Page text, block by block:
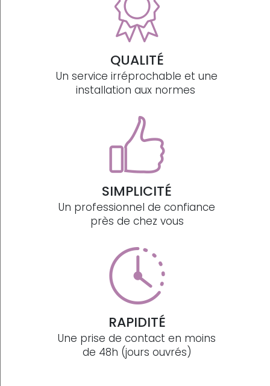
QUALITÉ
Un service irréprochable et une
installation aux normes
SIMPLICITÉ
Un professionnel de confiance
près de chez vous
RAPIDITÉ
Une prise de contact en moins
de 48h (jours ouvrés)